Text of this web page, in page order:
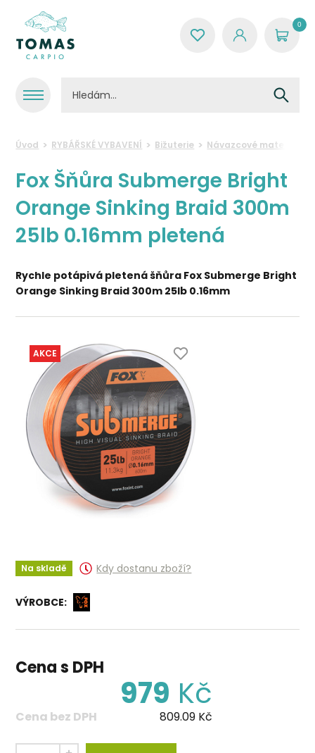
0
Úvod RYBÁŘSKÉ VYBAVENÍ Bižuterie Návazcové materiály
Fox Šňůra Submerge Bright
Orange Sinking Braid 300m
25lb 0.16mm pletená
Rychle potápivá pletená šňůra Fox Submerge Bright
Orange Sinking Braid 300m 25lb 0.16mm
AKCE
Na skladě Kdy dostanu zboží?
VÝROBCE:
Cena s DPH
979 Kč
Cena bez DPH 809.09 Kč